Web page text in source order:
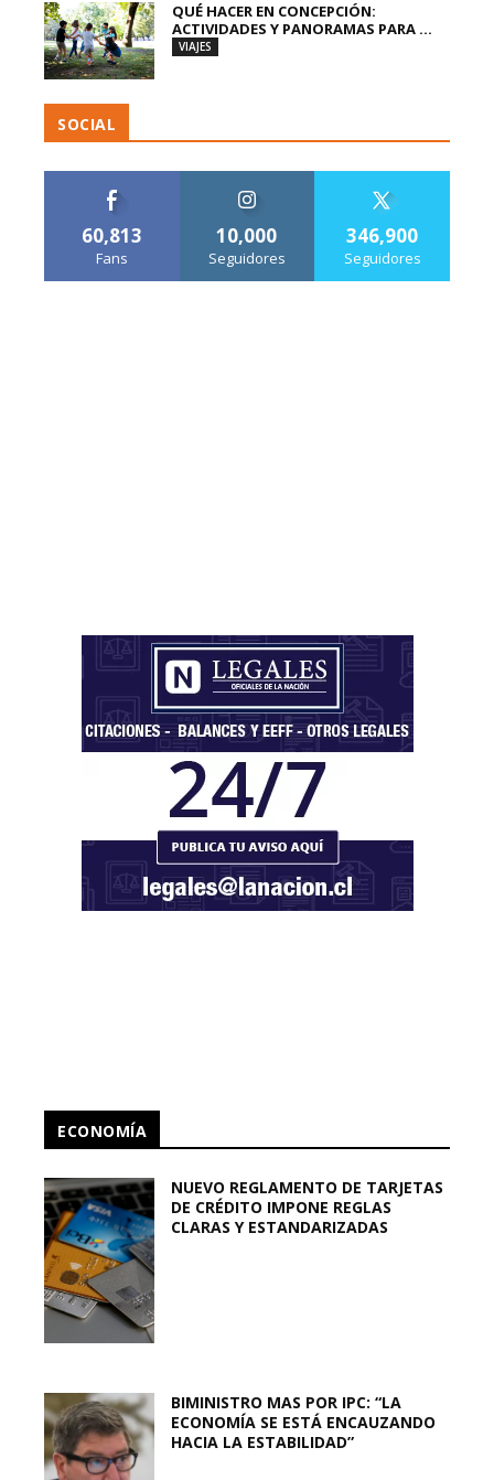
QUÉ HACER EN CONCEPCIÓN:
ACTIVIDADES Y PANORAMAS PARA ...
VIAJES
SOCIAL
60,813
Fans
10,000
Seguidores
346,900
Seguidores
ECONOMÍA
NUEVO REGLAMENTO DE TARJETAS
DE CRÉDITO IMPONE REGLAS
CLARAS Y ESTANDARIZADAS
BIMINISTRO MAS POR IPC: “LA
ECONOMÍA SE ESTÁ ENCAUZANDO
HACIA LA ESTABILIDAD”